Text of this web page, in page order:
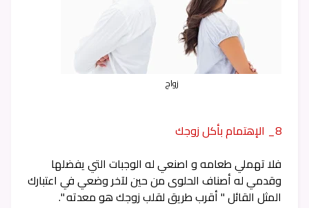
زواج
8_ الإهتمام بأكل زوجك
فلا تهملي طعامه و اصنعي له الوجبات التي يفضلها
وقدمي له أصناف الحلوى من حين لآخر وضعي في اعتبارك
المثل القائل " أقرب طريق لقلب زوجك هو معدته ".